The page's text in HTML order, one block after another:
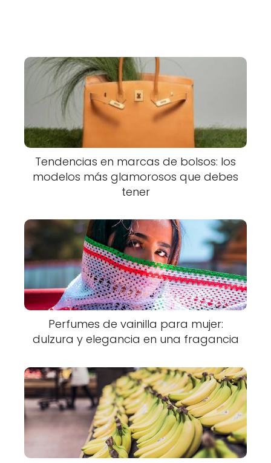
Tendencias en marcas de bolsos: los
modelos más glamorosos que debes
tener
Perfumes de vainilla para mujer:
dulzura y elegancia en una fragancia